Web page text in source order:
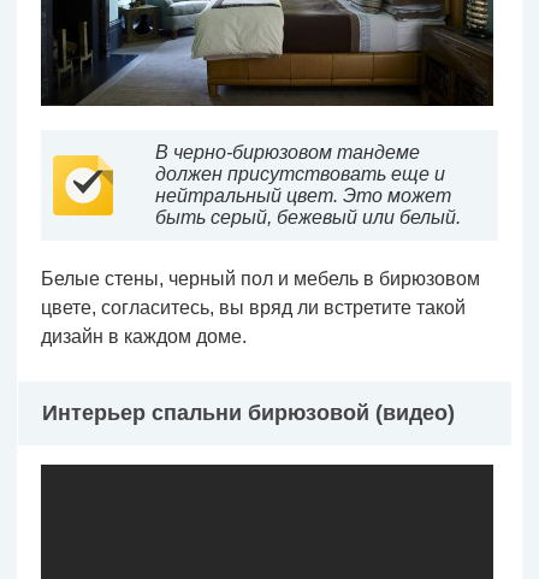
В черно-бирюзовом тандеме
должен присутствовать еще и
нейтральный цвет. Это может
быть серый, бежевый или белый.
Белые стены, черный пол и мебель в бирюзовом
цвете, согласитесь, вы вряд ли встретите такой
дизайн в каждом доме.
Интерьер спальни бирюзовой (видео)